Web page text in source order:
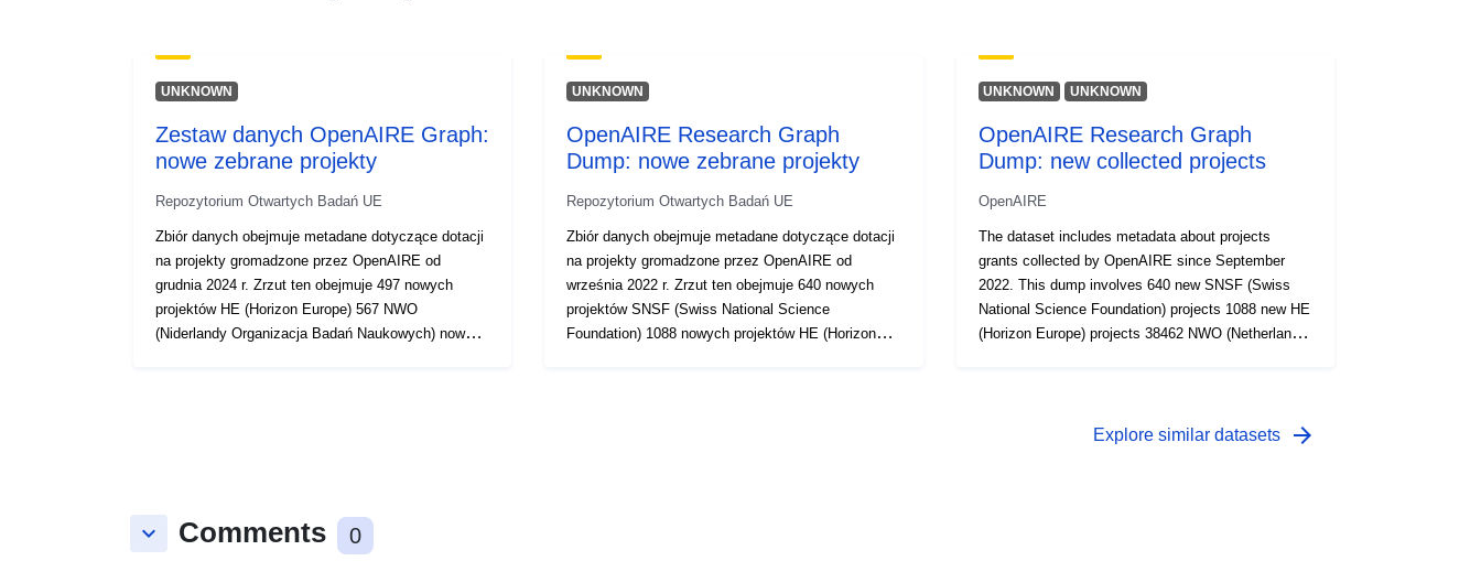
Zasób:
UNKNOWN
Zestaw danych OpenAIRE Graph:
nowe zebrane projekty
Repozytorium Otwartych Badań UE
Zbiór danych obejmuje metadane dotyczące dotacji
na projekty gromadzone przez OpenAIRE od
grudnia 2024 r. Zrzut ten obejmuje 497 nowych
projektów HE (Horizon Europe) 567 NWO
(Niderlandy Organizacja Badań Naukowych) nowe
1443 SNSF (Szwajcarska Narodowa Fundacja
Nauki) nowe projekty 527 FWF (Austriacki Fundusz
UNKNOWN
OpenAIRE Research Graph
Dump: nowe zebrane projekty
Repozytorium Otwartych Badań UE
Zbiór danych obejmuje metadane dotyczące dotacji
na projekty gromadzone przez OpenAIRE od
września 2022 r. Zrzut ten obejmuje 640 nowych
projektów SNSF (Swiss National Science
Foundation) 1088 nowych projektów HE (Horizon
UNKNOWN UNKNOWN
OpenAIRE Research Graph
Dump: new collected projects
OpenAIRE
The dataset includes metadata about projects
grants collected by OpenAIRE since September
2022. This dump involves 640 new SNSF (Swiss
National Science Foundation) projects 1088 new HE
(Horizon Europe) projects 38462 NWO (Netherlands
(Agence National de la Research) projects 284571
Explore similar datasets arrow_forward
keyboard_arrow_down Comments 0